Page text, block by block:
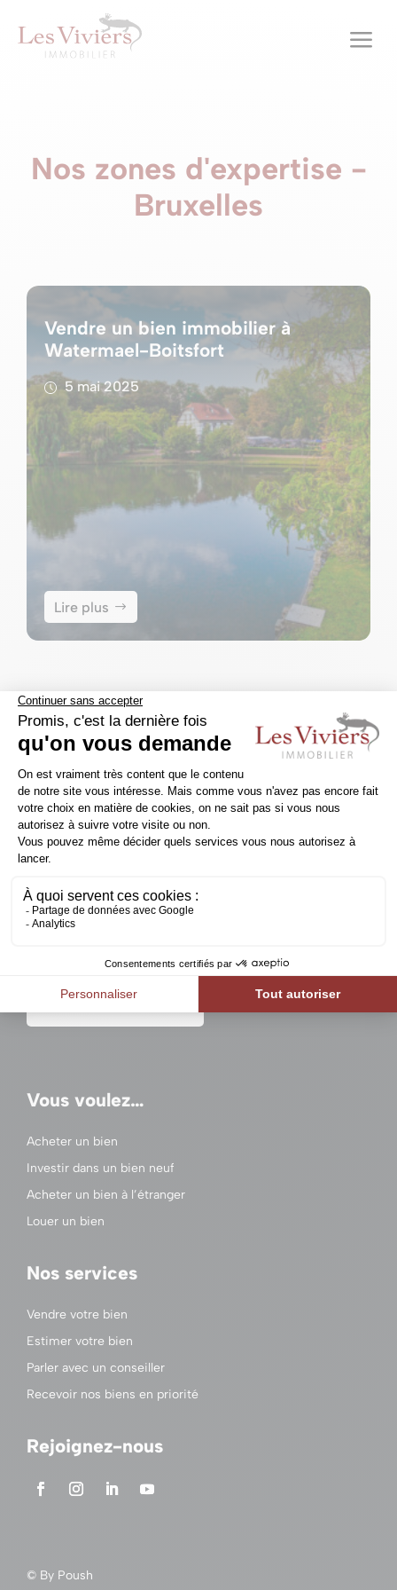
a
Nos zones d'expertise -
Bruxelles
Vendre un bien immobilier à
Watermael-Boitsfort
5 mai 2025
Lire plus
Un projet immobilier en
Contactez-nous
Vous voulez…
Acheter un bien
Investir dans un bien neuf
Acheter un bien à l’étranger
Louer un bien
Nos services
Vendre votre bien
Estimer votre bien
Parler avec un conseiller
Recevoir nos biens en priorité
Rejoignez-nous
© By Poush